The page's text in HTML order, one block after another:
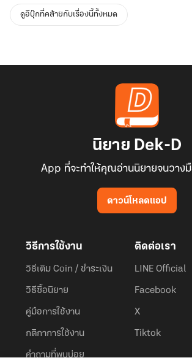
ดูอีบุ๊กที่คล้ายกับเรื่องนี้ทั้งหมด
นิยาย Dek-D
App ที่จะทำให้คุณอ่านนิยายจนวาง
ดาวน์โหลดแอป
วิธีการใช้งาน
วิธีเติม Coin / ชำระเงิน
วิธีซื้อนิยาย
คู่มือการใช้งาน
กติกาการใช้งาน
คำถามที่พบบ่อย
ติดต่อเรา
LINE Official
Facebook
X
Tiktok